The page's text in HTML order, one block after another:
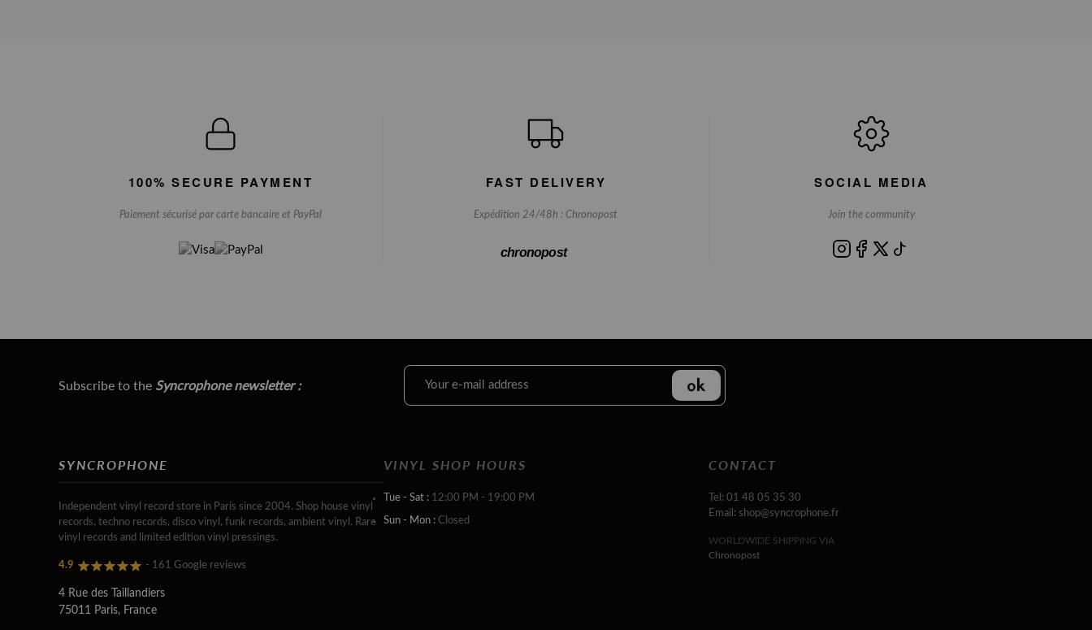
100% SECURE PAYMENT
Paiement sécurisé par carte bancaire et PayPal
FAST DELIVERY
Expédition 24/48h : Chronopost
chronopost
SOCIAL MEDIA
Join the community
Subscribe to the Syncrophone newsletter :
SYNCROPHONE
Independent vinyl record store in Paris since 2004. Shop house vinyl
records, techno records, disco vinyl, funk records, ambient vinyl. Rare
vinyl records and limited edition vinyl pressings.
4.9 - 161 Google reviews
4 Rue des Taillandiers
75011 Paris, France
VINYL SHOP HOURS
Tue - Sat : 12:00 PM - 19:00 PM
Sun - Mon : Closed
CONTACT
Tel: 01 48 05 35 30
Email: shop@syncrophone.fr
WORLDWIDE SHIPPING VIA
Chronopost